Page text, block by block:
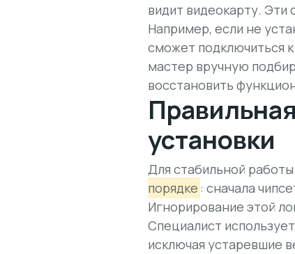
видит видеокарту. Эти
Например, если не
сможет подключиться
мастер вручную
восстановить
установки
Для стабильной
порядке : сначала
Игнорирование этой
Специалист
исключая устаревшие